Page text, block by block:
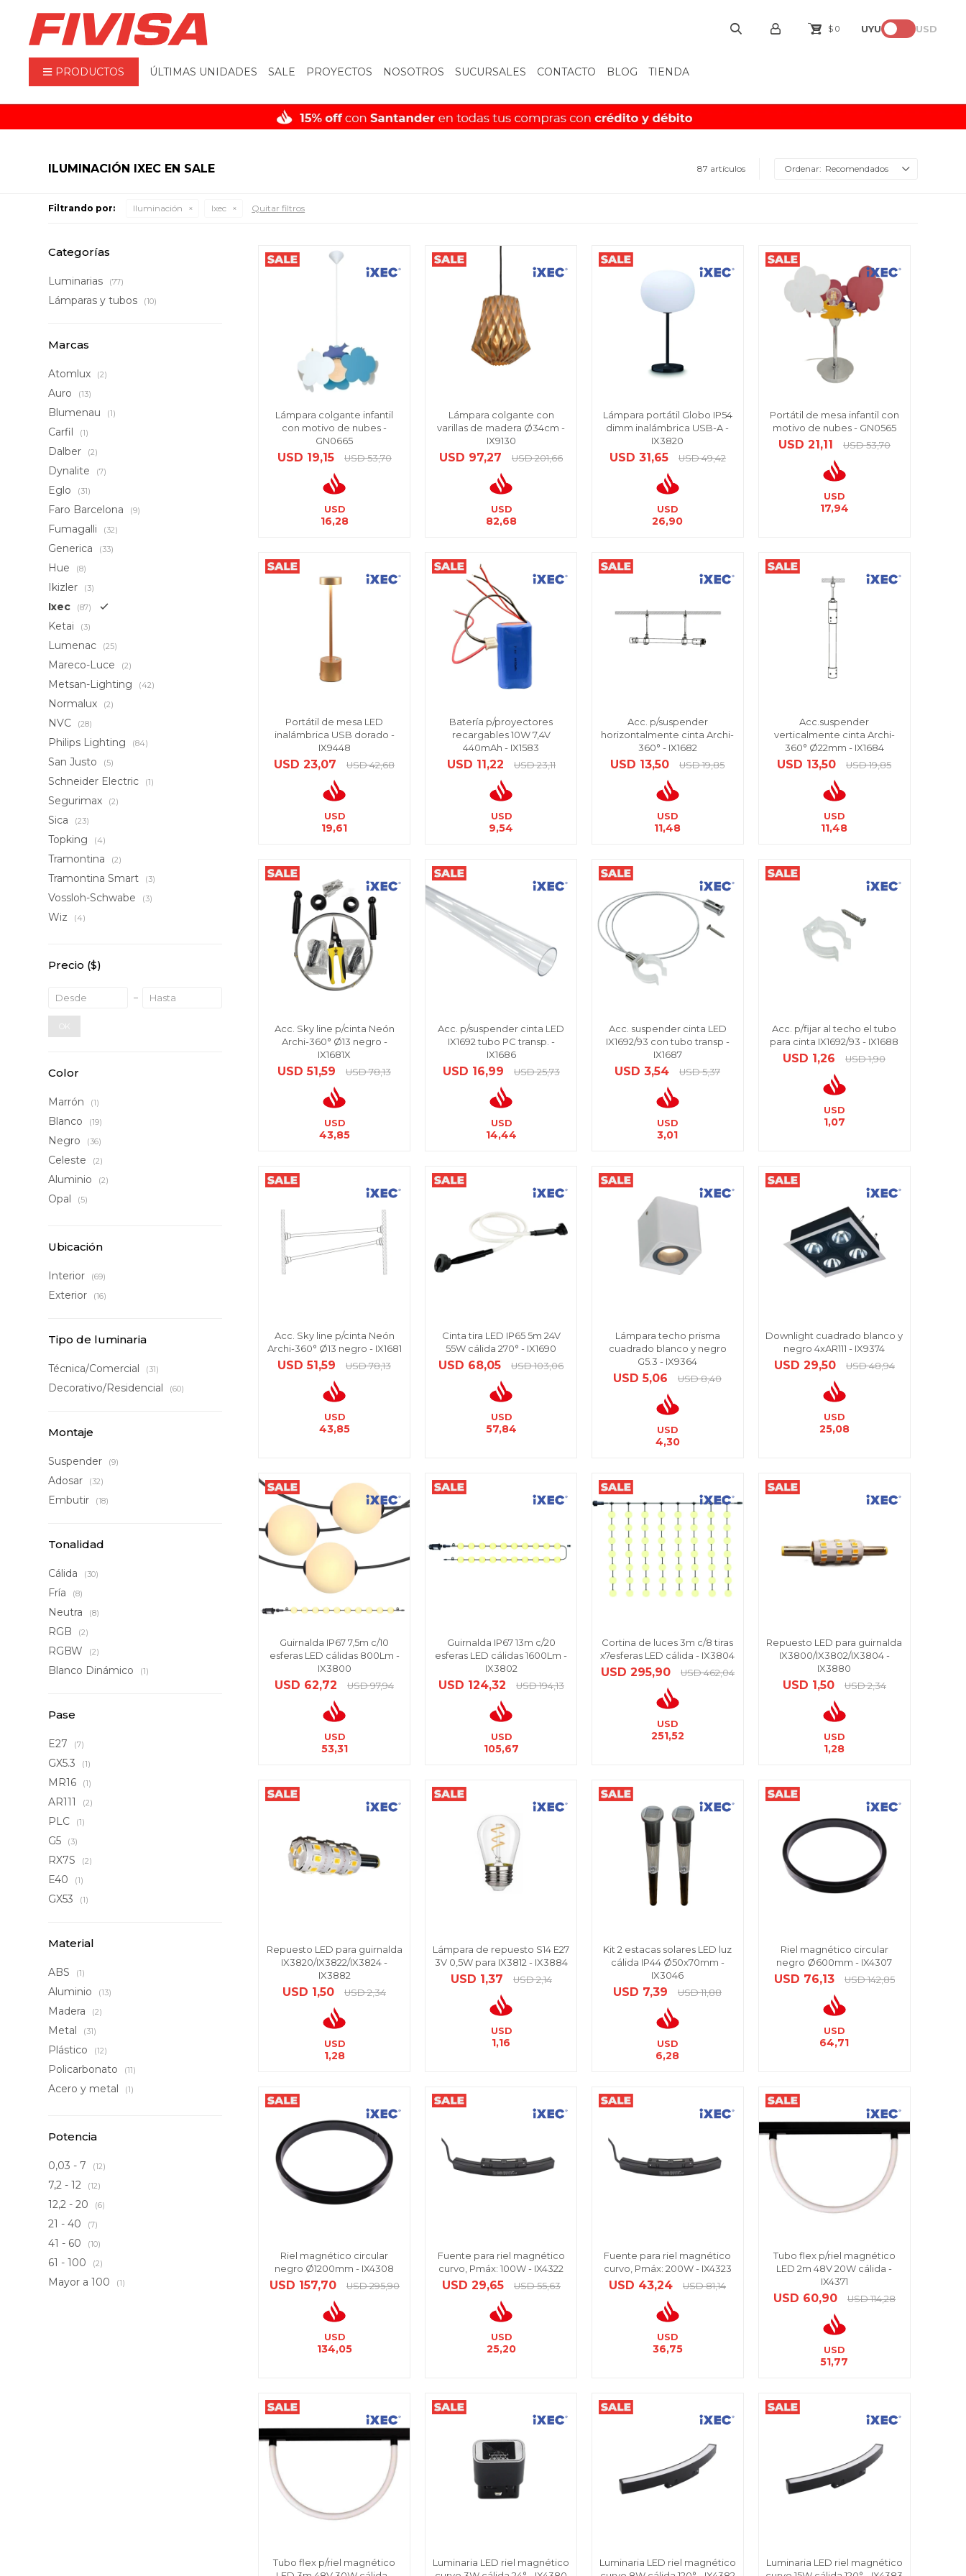
PRODUCTOS ÚLTIMAS UNIDADES SALE PROYECTOS NOSOTROS SUCURSALES CONTACTO BLOG TIENDA
$ 0 UYU USD
ILUMINACIÓN IXEC EN SALE 87 artículos Recomendados
Filtrando por: Iluminación Ixec Quitar filtros
Lámpara colgante infantil
con motivo de nubes -
GN0665
USD 19,15 USD 53,70
USD
16,28
Lámpara colgante con
varillas de madera Ø34cm -
IX9130
USD 97,27 USD 201,66
USD
82,68
Lámpara portátil Globo IP54
dimm inalámbrica USB-A -
IX3820
USD 31,65 USD 49,42
USD
26,90
Portátil de mesa infantil con
motivo de nubes - GN0565
USD 21,11 USD 53,70
USD
17,94
Portátil de mesa LED
inalámbrica USB dorado -
IX9448
USD 23,07 USD 42,68
USD
19,61
Batería p/proyectores
recargables 10W 7,4V
440mAh - IX1583
USD 11,22 USD 23,11
USD
9,54
Acc. p/suspender
horizontalmente cinta Archi-
360° - IX1682
USD 13,50 USD 19,85
USD
11,48
Acc.suspender
verticalmente cinta Archi-
360° Ø22mm - IX1684
USD 13,50 USD 19,85
USD
11,48
Acc. Sky line p/cinta Neón
Archi-360° Ø13 negro -
IX1681X
USD 51,59 USD 78,13
USD
43,85
Acc. p/suspender cinta LED
IX1692 tubo PC transp. -
IX1686
USD 16,99 USD 25,73
USD
14,44
Acc. suspender cinta LED
IX1692/93 con tubo transp -
IX1687
USD 3,54 USD 5,37
USD
3,01
Acc. p/fijar al techo el tubo
para cinta IX1692/93 - IX1688
USD 1,26 USD 1,90
USD
1,07
Acc. Sky line p/cinta Neón
Archi-360° Ø13 negro - IX1681
USD 51,59 USD 78,13
USD
43,85
Cinta tira LED IP65 5m 24V
55W cálida 270° - IX1690
USD 68,05 USD 103,06
USD
57,84
Lámpara techo prisma
cuadrado blanco y negro
G5.3 - IX9364
USD 5,06 USD 8,40
USD
4,30
Downlight cuadrado blanco y
negro 4xAR111 - IX9374
USD 29,50 USD 48,94
USD
25,08
Guirnalda IP67 7,5m c/10
esferas LED cálidas 800Lm -
IX3800
USD 62,72 USD 97,94
USD
53,31
Guirnalda IP67 13m c/20
esferas LED cálidas 1600Lm -
IX3802
USD 124,32 USD 194,13
USD
105,67
Cortina de luces 3m c/8 tiras
x7esferas LED cálida - IX3804
USD 295,90 USD 462,04
USD
251,52
Repuesto LED para guirnalda
IX3800/IX3802/IX3804 -
IX3880
USD 1,50 USD 2,34
USD
1,28
Repuesto LED para guirnalda
IX3820/IX3822/IX3824 -
IX3882
USD 1,50 USD 2,34
USD
1,28
Lámpara de repuesto S14 E27
3V 0,5W para IX3812 - IX3884
USD 1,37 USD 2,14
USD
1,16
Kit 2 estacas solares LED luz
cálida IP44 Ø50x70mm -
IX3046
USD 7,39 USD 11,88
USD
6,28
Riel magnético circular
negro Ø600mm - IX4307
USD 76,13 USD 142,85
USD
64,71
Riel magnético circular
negro Ø1200mm - IX4308
USD 157,70 USD 295,90
USD
134,05
Fuente para riel magnético
curvo, Pmáx: 100W - IX4322
USD 29,65 USD 55,63
USD
25,20
Fuente para riel magnético
curvo, Pmáx: 200W - IX4323
USD 43,24 USD 81,14
USD
36,75
Tubo flex p/riel magnético
LED 2m 48V 20W cálida -
IX4371
USD 60,90 USD 114,28
USD
51,77
Tubo flex p/riel magnético
Luminaria LED riel magnético
Luminaria LED riel magnético
Luminaria LED riel magnético
Categorías
Luminarias (77)
Lámparas y tubos (10)
Marcas
Atomlux (2)
Auro (13)
Blumenau (1)
Carfil (1)
Dalber (2)
Dynalite (7)
Eglo (31)
Faro Barcelona (9)
Fumagalli (32)
Generica (33)
Hue (8)
Ikizler (3)
Ixec (87)
Ketai (3)
Lumenac (25)
Mareco-Luce (2)
Metsan-Lighting (42)
Normalux (2)
NVC (28)
Philips Lighting (84)
San Justo (5)
Schneider Electric (1)
Segurimax (2)
Sica (23)
Topking (4)
Tramontina (2)
Tramontina Smart (3)
Vossloh-Schwabe (3)
Wiz (4)
Precio ($)
OK
Color
Marrón (1)
Blanco (19)
Negro (36)
Celeste (2)
Aluminio (2)
Opal (5)
Ubicación
Interior (69)
Exterior (16)
Tipo de luminaria
Técnica/Comercial (31)
Decorativo/Residencial (60)
Montaje
Suspender (9)
Adosar (32)
Embutir (18)
Tonalidad
Cálida (30)
Fría (8)
Neutra (8)
RGB (2)
RGBW (2)
Blanco Dinámico (1)
Pase
E27 (7)
GX5.3 (1)
MR16 (1)
AR111 (2)
PLC (1)
G5 (3)
RX7S (2)
E40 (1)
GX53 (1)
Material
ABS (1)
Aluminio (13)
Madera (2)
Metal (31)
Plástico (12)
Policarbonato (11)
Acero y metal (1)
Potencia
0,03 - 7 (12)
7,2 - 12 (12)
12,2 - 20 (6)
21 - 40 (7)
41 - 60 (10)
61 - 100 (2)
Mayor a 100 (1)